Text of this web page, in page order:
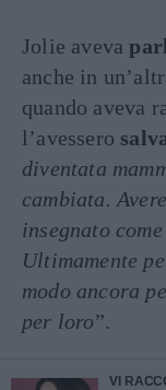
Jolie aveva
anche in
quando aveva
l’avessero
diventata
cambiata.
insegnato
Ultimamente
modo ancora
per loro”.
VI